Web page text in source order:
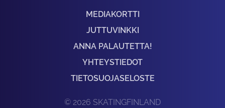
MEDIAKORTTI
JUTTUVINKKI
ANNA PALAUTETTA!
YHTEYSTIEDOT
TIETOSUOJASELOSTE
© 2026 SKATINGFINLAND